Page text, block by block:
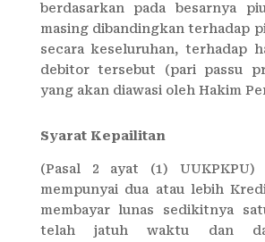
berdasarkan pada besarnya
masing dibandingkan terhadap
secara keseluruhan, terhadap
debitor tersebut (pari passu
yang akan diawasi oleh Hakim
Syarat Kepailitan
(Pasal 2 ayat (1) UUKPKPU)
mempunyai dua atau lebih
membayar lunas sedikitnya
telah jatuh waktu dan